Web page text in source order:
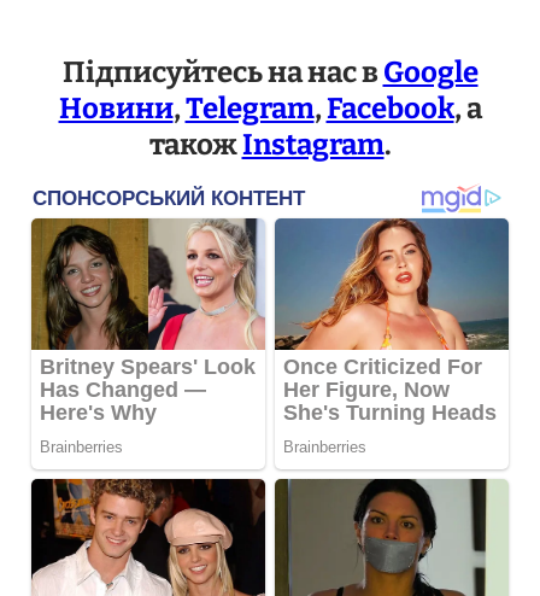
Підписуйтесь на нас вGoogle
Новини,Telegram,Facebook, а
такожInstagram.